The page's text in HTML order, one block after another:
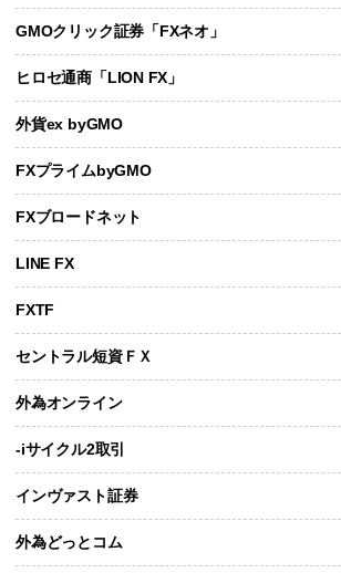
GMOクリック証券「FXネオ」
ヒロセ通商「LION FX」
外貨ex byGMO
FXプライムbyGMO
FXブロードネット
LINE FX
FXTF
セントラル短資ＦＸ
外為オンライン
-iサイクル2取引
インヴァスト証券
外為どっとコム